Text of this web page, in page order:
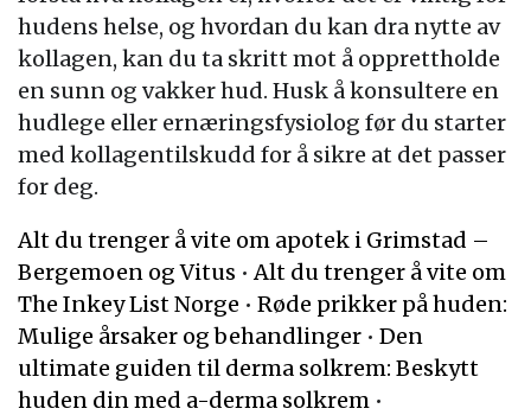
hudens helse, og hvordan du kan dra nytte av
kollagen, kan du ta skritt mot å opprettholde
en sunn og vakker hud. Husk å konsultere en
hudlege eller ernæringsfysiolog før du starter
med kollagentilskudd for å sikre at det passer
for deg.
Alt du trenger å vite om apotek i Grimstad –
Bergemoen og Vitus •Alt du trenger å vite om
The Inkey List Norge • Røde prikker på huden:
Mulige årsaker og behandlinger • Den
ultimate guiden til derma solkrem: Beskytt
huden din med a-derma solkrem •